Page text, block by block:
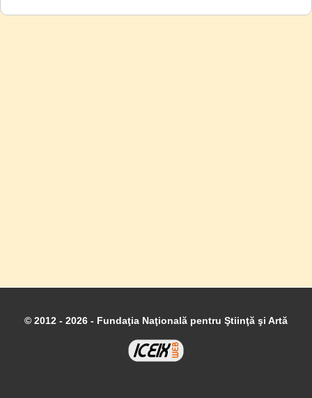
© 2012 - 2026 - Fundaţia Naţională pentru Ştiinţă şi Artă